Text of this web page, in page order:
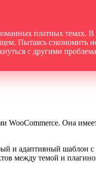
платных темах.
Пытаясь сэкономить
с другими
WooCommerce. Она
и адаптивный
между темой и